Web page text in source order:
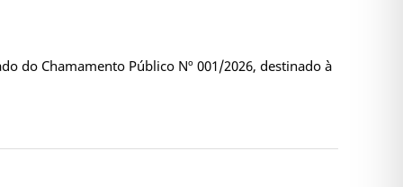
do Chamamento Público Nº 001/2026, destinado à